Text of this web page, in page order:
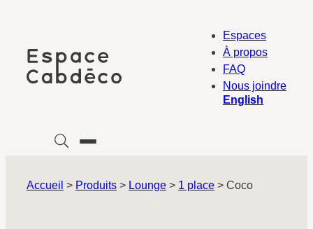
contenu
Espaces
À propos
FAQ
Nous joindre
English
Accueil > Produits > Lounge > 1 place > Coco